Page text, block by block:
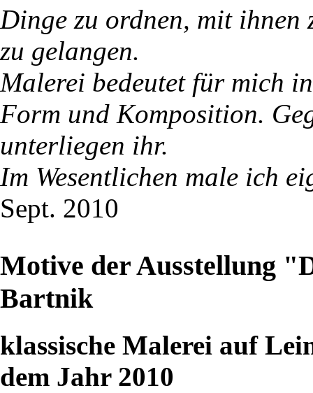
Dinge zu ordnen, mit ihnen
zu gelangen.
Malerei bedeutet für mich
Form und Komposition.
unterliegen ihr.
Im Wesentlichen male ich
Sept. 2010
Motive der Ausstellung
Bartnik
klassische Malerei auf
dem Jahr 2010